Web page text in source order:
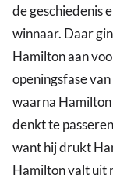
de geschiedenis
winnaar. Daar
Hamilton aan
openingsfase
waarna
denkt te
want hij drukt
Hamilton valt uit